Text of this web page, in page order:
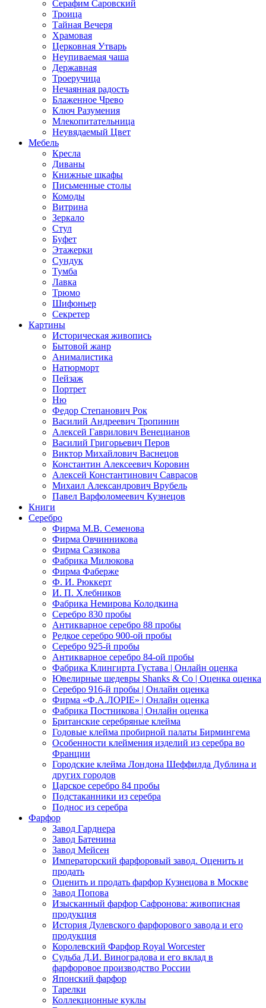
Серафим Саровский
Троица
Тайная Вечеря
Храмовая
Церковная Утварь
Неупиваемая чаша
Державная
Троеручица
Нечаянная радость
Блаженное Чрево
Ключ Разумения
Млекопитательница
Неувядаемый Цвет
Мебель
Кресла
Диваны
Книжные шкафы
Письменные столы
Комоды
Витрина
Зеркало
Стул
Буфет
Этажерки
Сундук
Тумба
Лавка
Трюмо
Шифоньер
Секретер
Картины
Историческая живопись
Бытовой жанр
Анималистика
Натюрморт
Пейзаж
Портрет
Ню
Федор Степанович Рок
Василий Андреевич Тропинин
Алексей Гаврилович Венецианов
Василий Григорьевич Перов
Виктор Михайлович Васнецов
Константин Алексеевич Коровин
Алексей Константинович Саврасов
Михаил Александрович Врубель
Павел Варфоломеевич Кузнецов
Книги
Серебро
Фирма М.В. Семенова
Фирма Овчинникова
Фирма Сазикова
Фабрика Милюкова
Фирма Фаберже
Ф. И. Рюккерт
И. П. Хлебников
Фабрика Немирова Колодкина
Серебро 830 пробы
Антикварное серебро 88 пробы
Редкое серебро 900-ой пробы
Серебро 925-й пробы
Антикварное серебро 84-ой пробы
Фабрика Клингирта Густава | Онлайн оценка
Ювелирные шедевры Shanks & Co | Оценка оценка
Серебро 916-й пробы | Онлайн оценка
Фирма «Ф.А.ЛОРIЕ» | Онлайн оценка
Фабрика Постникова | Онлайн оценка
Британские серебряные клейма
Годовые клейма пробирной палаты Бирмингема
Особенности клеймения изделий из серебра во
Франции
Городские клейма Лондона Шеффилда Дублина и
других городов
Царское серебро 84 пробы
Подстаканники из серебра
Поднос из серебра
Фарфор
Завод Гарднера
Завод Батенина
Завод Мейсен
Императорский фарфоровый завод. Оценить и
продать
Оценить и продать фарфор Кузнецова в Москве
Завод Попова
Изысканный фарфор Сафронова: живописная
продукция
История Дулевского фарфорового завода и его
продукция
Королевский Фарфор Royal Worcester
Судьба Д.И. Виноградова и его вклад в
фарфоровое производство России
Японский фарфор
Тарелки
Коллекционные куклы